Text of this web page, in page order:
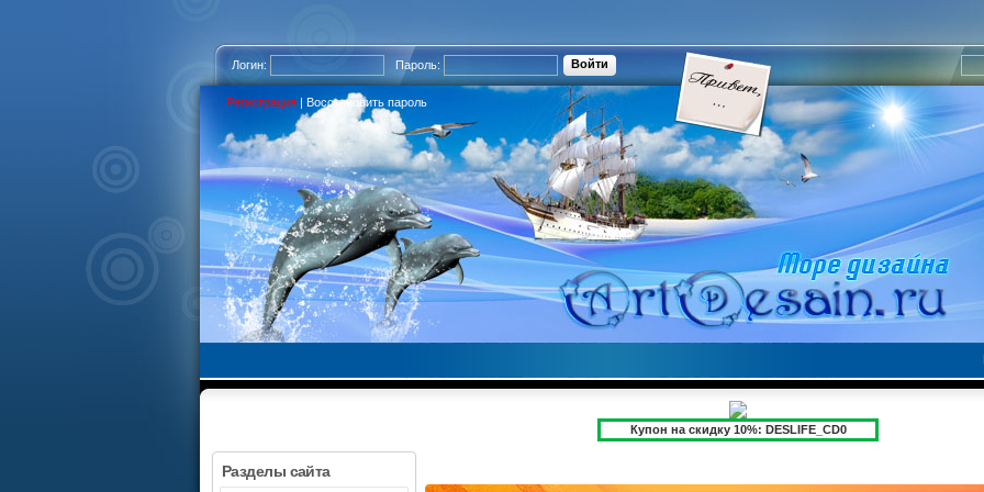
Логин: Пароль:
Регистрация | Восстановить пароль
Купон на скидку 10%: DESLIFE_CD0
Разделы сайта